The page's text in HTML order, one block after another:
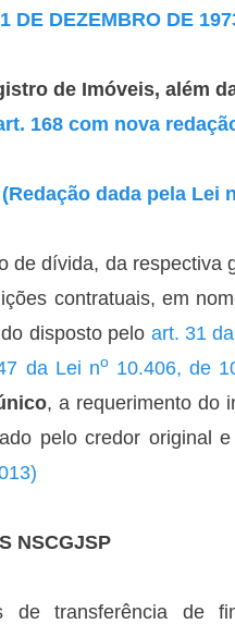
DE DEZEMBRO DE
de Imóveis, além
168 com nova
(Redação dada pela Lei
de dívida, da respectiva
contratuais, em
disposto pelo art. 31
da Lei no10.406, de
, a requerimento do
pelo credor original
NSCGJSP
de transferência de